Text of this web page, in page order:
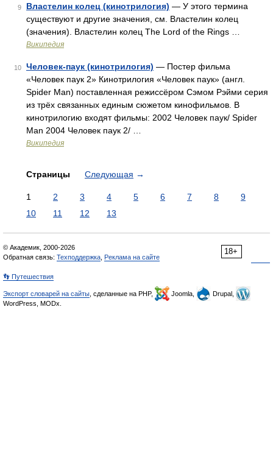
9 Властелин колец (кинотрилогия) — У этого термина
существуют и другие значения, см. Властелин колец
(значения). Властелин колец The Lord of the Rings …
Википедия
10 Человек-паук (кинотрилогия) — Постер фильма
«Человек паук 2» Кинотрилогия «Человек паук» (англ.
Spider Man) поставленная режиссёром Сэмом Рэйми серия
из трёх связанных единым сюжетом кинофильмов. В
кинотрилогию входят фильмы: 2002 Человек паук/ Spider
Man 2004 Человек паук 2/ …
Википедия
Страницы Следующая →
1 2 3 4 5 6 7 8
9
10
11 12 13
18+
© Академик, 2000-2026
Обратная связь: Техподдержка Реклама на сайте
👣 Путешествия
Экспорт словарей на сайты , сделанные на PHP, Joomla,
Drupal,
WordPress, MODx.